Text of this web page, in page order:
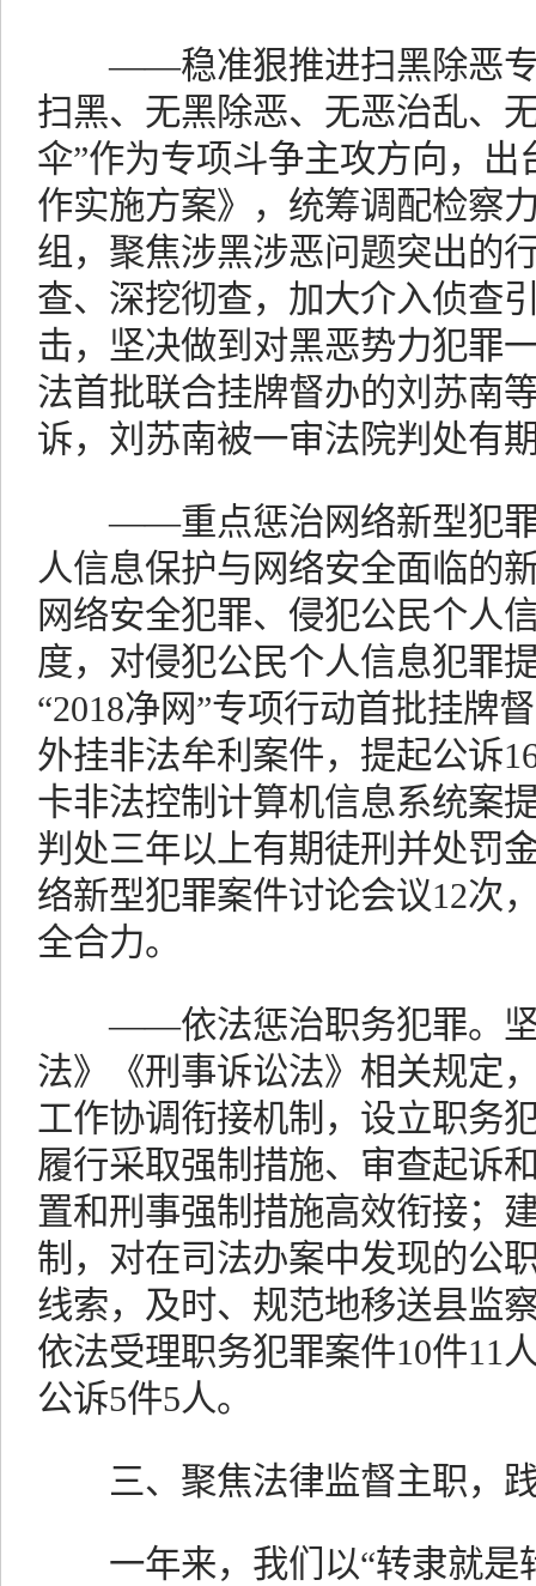
——稳准狠推进扫黑除恶专
扫黑、无黑除恶、无恶治乱、
伞”作为专项斗争主攻方向，
作实施方案》，统筹调配检察
组，聚焦涉黑涉恶问题突出的
查、深挖彻查，加大介入侦查
击，坚决做到对黑恶势力犯罪
法首批联合挂牌督办的刘苏南
诉，刘苏南被一审法院判处有
——重点惩治网络新型犯罪
人信息保护与网络安全面临的
网络安全犯罪、侵犯公民个人
度，对侵犯公民个人信息犯罪
“2018净网”专项行动首批挂牌
外挂非法牟利案件，提起公诉
卡非法控制计算机信息系统案
判处三年以上有期徒刑并处罚
络新型犯罪案件讨论会议12次
全合力。
——依法惩治职务犯罪。坚
法》《刑事诉讼法》相关规定
工作协调衔接机制，设立职务
履行采取强制措施、审查起诉
置和刑事强制措施高效衔接；
制，对在司法办案中发现的公
线索，及时、规范地移送县监
依法受理职务犯罪案件10件11
公诉5件5人。
三、聚焦法律监督主职，践
一年来，我们以“转隶就是